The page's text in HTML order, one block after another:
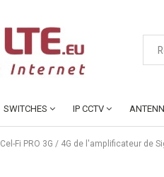
SWITCHES IP CCTV
Cel-Fi PRO 3G / 4G de l'amplificateur de